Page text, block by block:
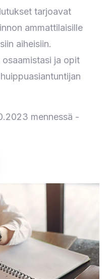
tarjoavat
ammattilaisille
aiheisiin.
ja opit
mennessä -